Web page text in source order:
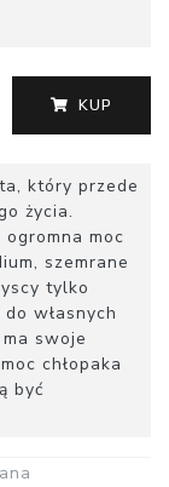
KUP
który przede
życia.
moc
szemrane
tylko
własnych
swoje
chłopaka
być